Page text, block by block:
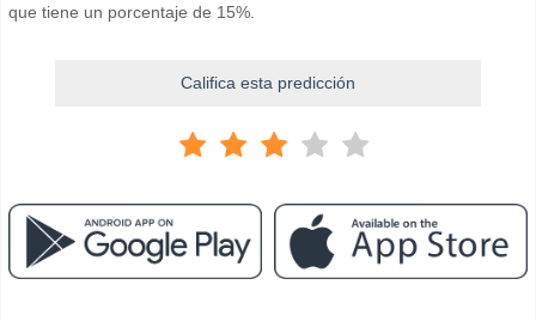
que tiene un porcentaje de 15%.
Califica esta predicción